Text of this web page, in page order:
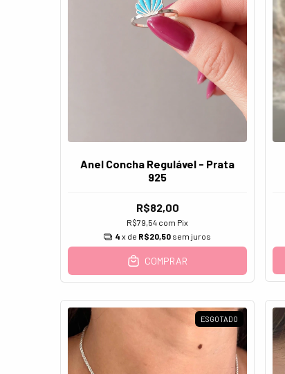
Anel Concha Regulável - Prata
925
R$82,00
R$79,54 com Pix
4 x de R$20,50 sem juros
COMPRAR
ESGOTADO